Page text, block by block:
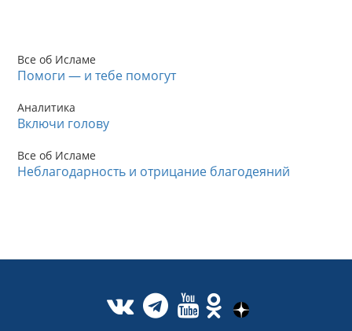
Все об Исламе
Помоги — и тебе помогут
Аналитика
Включи голову
Все об Исламе
Неблагодарность и отрицание благодеяний